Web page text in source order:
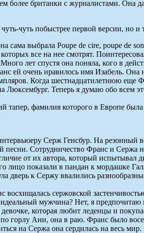
британки с журналистами. Она
чуть побыстрее первой версии, но и
сама выбрала Poupe de cire, poupe de
все на нее смотрят.
лет спустя она поняла, кого в
ей очень нравилось имя Изабель.
Когда шестнадцатилетнюю еще
Люксембург. Теперь я думаю обо всем
тапер, фамилия которого в Европе
интервьюеру Серж Генсбур. На
песни. Сотрудничество Франс и Сержа
от их автора, который
показали в пандан к мордашке
дверь к Сержу ввалились
сержовской
мужчина? Нет, я
которая любит леденцы и
горлу Ани, она в раю. Франс было
на Сержа она сердилась на весь мир.